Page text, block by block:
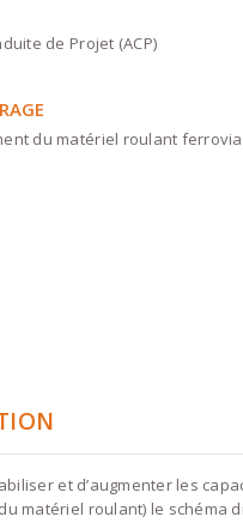
de Projet (ACP)
du matériel roulant
et d’augmenter les
matériel roulant) le schéma